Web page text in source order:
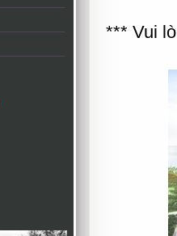
*** Vui